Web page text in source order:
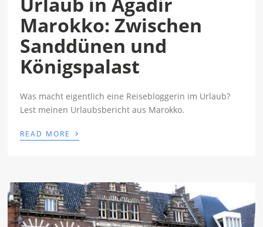
Marokko: Zwischen
Sanddünen und
Königspalast
Was macht eigentlich eine Reisebloggerin im Urlaub?
Lest meinen Urlaubsbericht aus Marokko.
READ MORE ›